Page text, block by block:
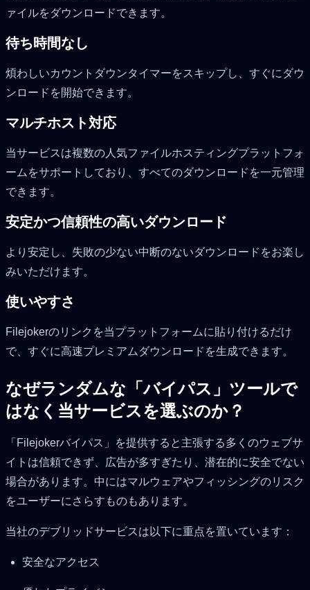
ァイルをダウンロードできます。
待ち時間なし
煩わしいカウントダウンタイマーをスキップし、すぐにダウ
ンロードを開始できます。
マルチホスト対応
当サービスは複数の人気ファイルホスティングプラットフォ
ームをサポートしており、すべてのダウンロードを一元管理
できます。
安定かつ信頼性の高いダウンロード
より安定し、失敗の少ない中断のないダウンロードをお楽し
みいただけます。
使いやすさ
Filejokerのリンクを当プラットフォームに貼り付けるだけ
で、すぐに高速プレミアムダウンロードを生成できます。
なぜランダムな「バイパス」ツールで
はなく当サービスを選ぶのか？
「Filejokerバイパス」を提供すると主張する多くのウェブサ
イトは信頼できず、広告が多すぎたり、潜在的に安全でない
場合があります。中にはマルウェアやフィッシングのリスク
をユーザーにさらすものもあります。
当社のデブリッドサービスは以下に重点を置いています：
安全なアクセス